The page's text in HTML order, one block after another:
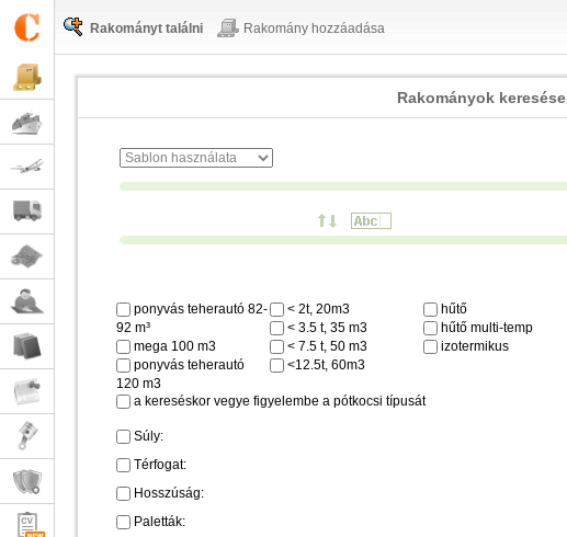
Rakományt találni Rakomány hozzáadása
Rakományok keresése
ponyvás teherautó 82-
92 m³
mega 100 m3
ponyvás teherautó
120 m3
< 2t, 20m3
< 3.5 t, 35 m3
< 7.5 t, 50 m3
<12.5t, 60m3
hűtő
hűtő multi-temp
izotermikus
a kereséskor vegye figyelembe a pótkocsi típusát
Súly:
Térfogat:
Hosszúság:
Paletták: